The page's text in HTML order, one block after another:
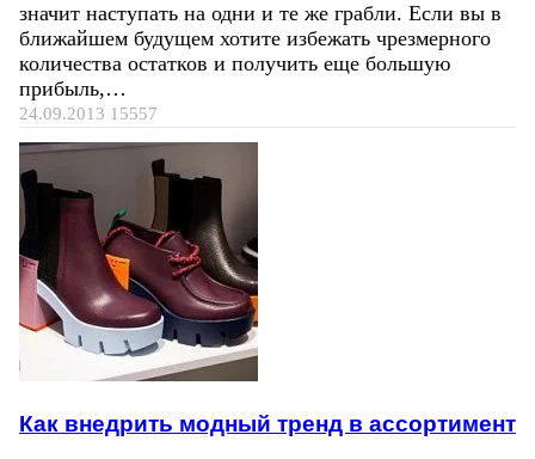
значит наступать на одни и те же грабли. Если вы в
ближайшем будущем хотите избежать чрезмерного
количества остатков и получить еще большую
прибыль,…
24.09.2013 15557
Как внедрить модный тренд в ассортимент